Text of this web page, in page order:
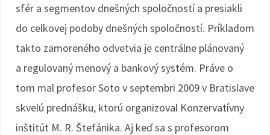
sfér a segmentov dnešných spoločností a presiakli
do celkovej podoby dnešných spoločností. Príkladom
takto zamoreného odvetvia je centrálne plánovaný
a regulovaný menový a bankový systém. Práve o
tom mal profesor Soto v septembri 2009 v Bratislave
skvelú prednášku, ktorú organizoval Konzervatívny
inštitút M. R. Štefánika. Aj keď sa s profesorom